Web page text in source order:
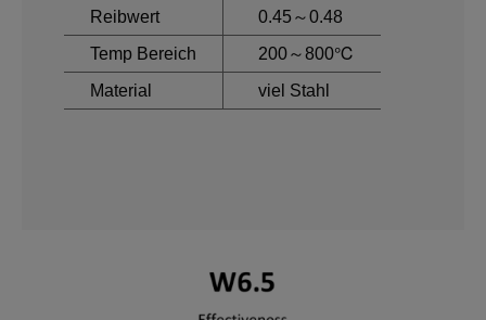
Reibwert
0.45～0.48
Temp Bereich
200～800℃
Material
viel Stahl